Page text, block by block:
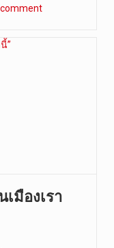
comment
มืองเรา